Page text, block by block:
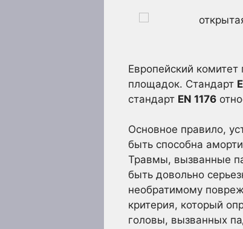
Европейский комитет
площадок. Стандарт
стандарт EN 1176
Основное правило,
быть способна
Травмы, вызванные
быть довольно
необратимому
критерия, который
головы, вызванных